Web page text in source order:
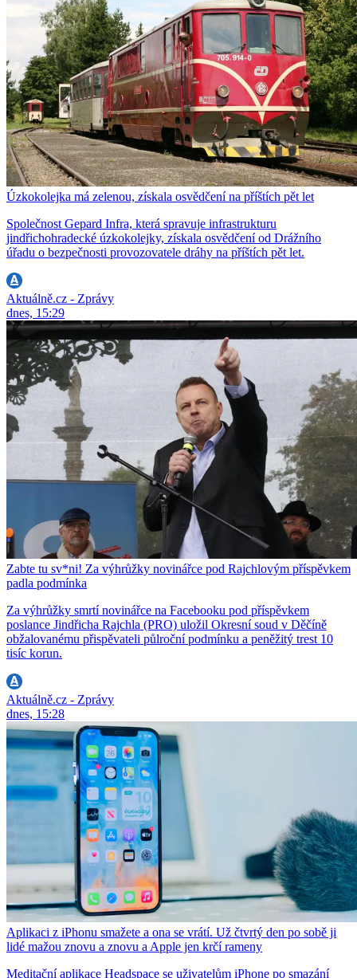
Úzkokolejka má zelenou, získala osvědčení na příštích pět let
Společnost Gepard Infra, která spravuje infrastrukturu
jindřichohradecké úzkokolejky, získala osvědčení od Drážního
úřadu o bezpečnosti provozovatele dráhy na příštích pět let.
Aktuálně.cz - Zprávy
dnes, 15:29
Zabte tu sv*ni! Za výhrůžky novinářce pod Rajchlovým příspěvkem
padla podmínka
Za výhrůžky smrtí novinářce na Facebooku pod příspěvkem
poslance Jindřicha Rajchla (PRO) uložil Okresní soud v Děčíně
obžalovanému přispěvateli půlroční podmínku a peněžitý trest 10
tisíc korun.
Aktuálně.cz - Zprávy
dnes, 15:28
Aplikaci z iPhonu smažete a ona se vrátí. Už čtvrtý den po sobě ji
lidé mažou znovu a znovu a Apple jen krčí rameny
Meditační aplikace Headspace se uživatelům iPhone po smazání